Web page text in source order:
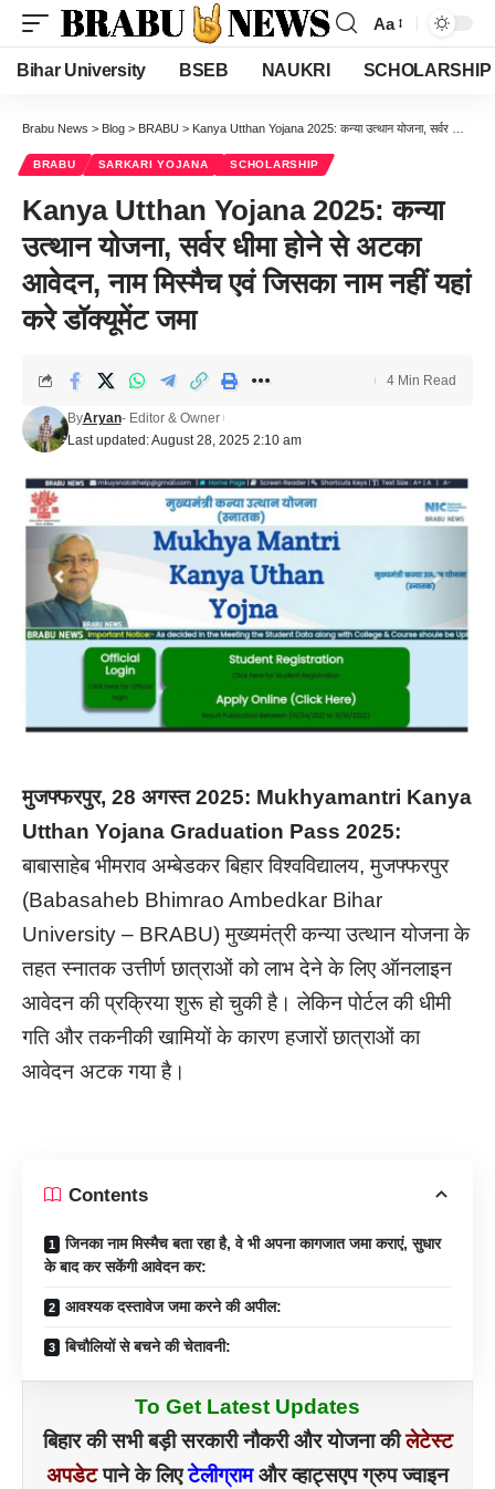
Font
Resizer
Aa
Bihar University BSEB NAUKRI SCHOLARSHIP
Brabu News > Blog > BRABU > Kanya Utthan Yojana 2025: कन्या उत्थान योजना, सर्वर धीमा होने से अटका आवेदन, नाम मिस्मैच एवं जिसका नाम नहीं यहां करे डॉक्यूमेंट जमा
BRABU SARKARI YOJANA SCHOLARSHIP
Kanya Utthan Yojana 2025: कन्या
उत्थान योजना, सर्वर धीमा होने से अटका
आवेदन, नाम मिस्मैच एवं जिसका नाम नहीं यहां
करे डॉक्यूमेंट जमा
Last updated: August 28, 2025 2:10 am
ByAryan- Editor & Owner
4 Min Read
मुजफ्फरपुर, 28 अगस्त 2025: Mukhyamantri Kanya
Utthan Yojana Graduation Pass 2025:
बाबासाहेब भीमराव अम्बेडकर बिहार विश्वविद्यालय, मुजफ्फरपुर
(Babasaheb Bhimrao Ambedkar Bihar
University – BRABU) मुख्यमंत्री कन्या उत्थान योजना के
तहत स्नातक उत्तीर्ण छात्राओं को लाभ देने के लिए ऑनलाइन
आवेदन की प्रक्रिया शुरू हो चुकी है। लेकिन पोर्टल की धीमी
गति और तकनीकी खामियों के कारण हजारों छात्राओं का
आवेदन अटक गया है।
Contents
जिनका नाम मिस्मैच बता रहा है, वे भी अपना कागजात जमा कराएं, सुधार
के बाद कर सकेंगी आवेदन कर:
आवश्यक दस्तावेज जमा करने की अपील:
बिचौलियों से बचने की चेतावनी:
To Get Latest Updates
बिहार की सभी बड़ी सरकारी नौकरी और योजना कीलेटेस्ट
अपडेटपाने के लिएटेलीग्रामऔर व्हाट्सएप ग्रुप ज्वाइन